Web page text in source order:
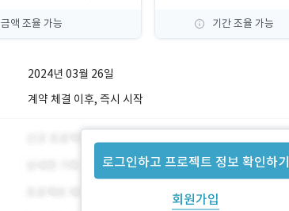
금액 조율 가능 기간 조율 가능
2024년 03월 26일
로그인하고 프로젝트 정보 확인하기
회원가입
계약 체결 이후, 즉시 시작